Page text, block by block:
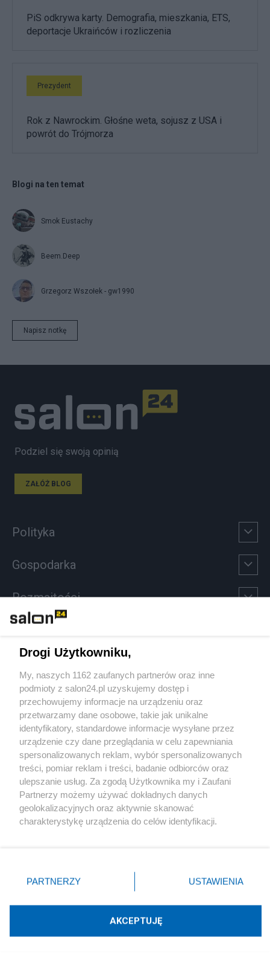
PiS odkrywa karty. Demografia, mieszkania, ETS,
deportacje Ukraińców i rozliczenia
Prezydent
Rok z Nawrockim. Głośne weta, sojusz z USA i
powrót do Trójmorza
Blogi na ten temat
Smok Eustachy
Beem.Deep
Grzegorz Wszołek - gw1990
Napisz notkę
Podziel się swoją opinią
ZAŁÓŻ BLOG
Polityka
Gospodarka
Rozmaitości
Sport
Społeczeństwo
Kultura
X Facebook Instagram Youtube
Technologię dostarcza:W3media.pl
Drogi Użytkowniku,
My, naszych 1162 zaufanych partnerów oraz inne
podmioty z salon24.pl uzyskujemy dostęp i
przechowujemy informacje na urządzeniu oraz
przetwarzamy dane osobowe, takie jak unikalne
identyfikatory, standardowe informacje wysyłane przez
urządzenie czy dane przeglądania w celu zapewniania
spersonalizowanych reklam, wybór spersonalizowanych
treści, pomiar reklam i treści, badanie odbiorców oraz
ulepszanie usług. Za zgodą Użytkownika my i Zaufani
Partnerzy możemy używać dokładnych danych
geolokalizacyjnych oraz aktywnie skanować
charakterystykę urządzenia do celów identyfikacji.
zmienić/wycofać klikając przycisk ustawień prywatności
znajdujący się w lewym dolnym rogu strony
rodzaje przetwarzania danych nie wymagają zgody
użytkownika, ale masz prawo sprzeciwić się takiemu
przetwarzaniu. Preferencje będą miały zastosowania tylko
PARTNERZY USTAWIENIA
AKCEPTUJĘ